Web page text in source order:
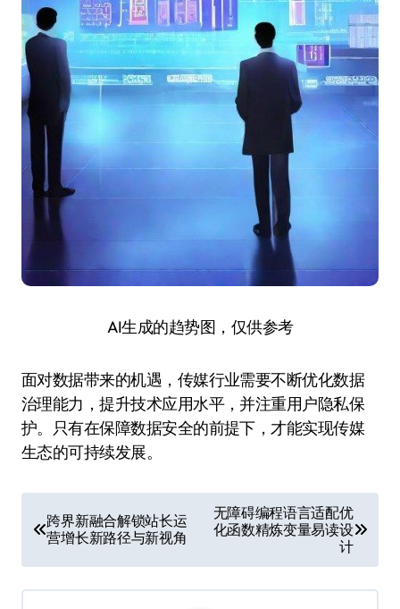
AI生成的趋势图，仅供参考
面对数据带来的机遇，传媒行业需要不断优化数据
治理能力，提升技术应用水平，并注重用户隐私保
护。只有在保障数据安全的前提下，才能实现传媒
生态的可持续发展。
章
导
航
跨界新融合解锁站长运
营增长新路径与新视角
无障碍编程语言适配优
化函数精炼变量易读设
计